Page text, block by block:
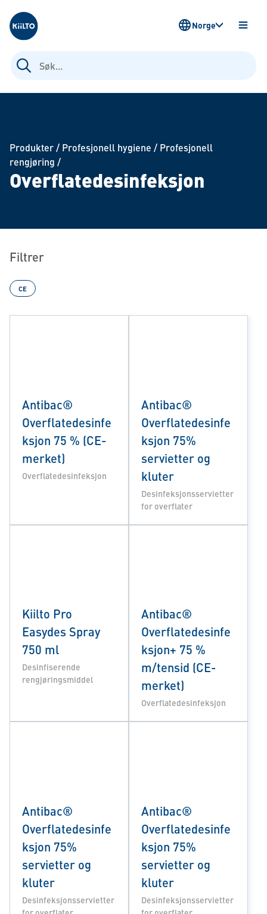
Kiilto Norway
Søk
etter:
ÅPNE
Norge
Produkter/ Profesjonell hygiene / Profesjonell
rengjøring /
Overflatedesinfeksjon
Filtrer
CE
Antibac®
Overflatedesinfe
ksjon 75 % (CE-
merket)
Overflatedesinfeksjon
Antibac®
Overflatedesinfe
ksjon 75%
servietter og
kluter
Desinfeksjonsservietter
for overflater
Kiilto Pro
Easydes Spray
750 ml
Desinfiserende
rengjøringsmiddel
Antibac®
Overflatedesinfe
ksjon+ 75 %
m/tensid (CE-
merket)
Overflatedesinfeksjon
Antibac®
Overflatedesinfe
ksjon 75%
servietter og
kluter
Desinfeksjonsservietter
Antibac®
Overflatedesinfe
ksjon 75%
servietter og
kluter
Desinfeksjonsservietter